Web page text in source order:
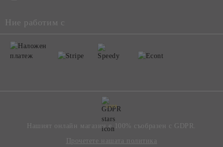
Ние работим с
GDPR
Нашият онлайн магазин е 100% съобразен с GDPR.
Прочетете нашата политика